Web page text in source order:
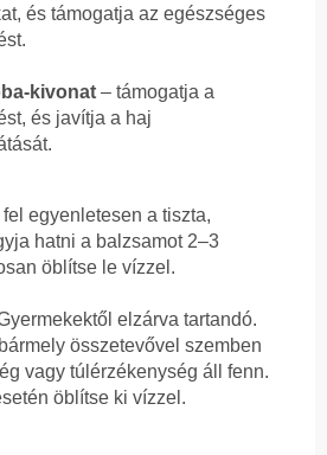
és támogatja az egészséges
kivonat – támogatja a
és javítja a haj
egyenletesen a tiszta,
hatni a balzsamot 2–3
öblítse le vízzel.
elzárva tartandó.
összetevővel szemben
vagy túlérzékenység áll fenn.
öblítse ki vízzel.